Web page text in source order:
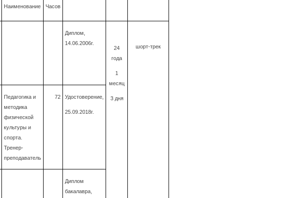
Наименование Часов
Диплом,
14.06.2006г.
24
года
1
месяц
3 дня
шорт-трек
Педагогика и
методика
физической
культуры и
спорта.
Тренер-
преподаватель
72 Удостоверение,
25.09.2018г.
Диплом
бакалавра,